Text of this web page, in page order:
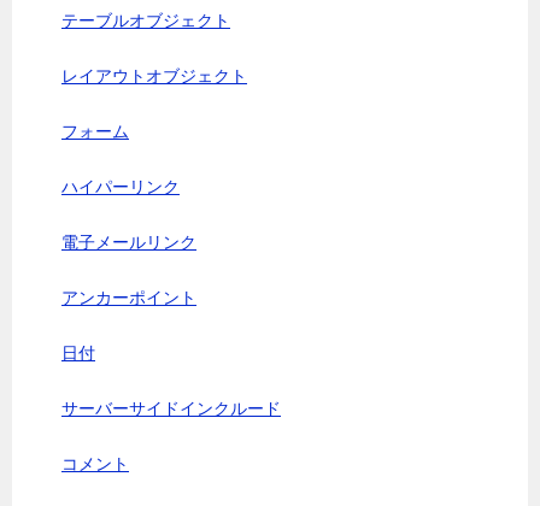
テーブルオブジェクト
レイアウトオブジェクト
フォーム
ハイパーリンク
電子メールリンク
アンカーポイント
日付
サーバーサイドインクルード
コメント